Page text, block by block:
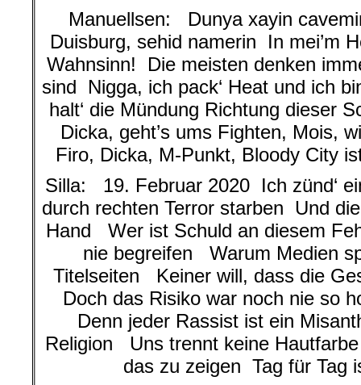
Manuellsen: Dunya xayin
Duisburg, sehid namerin In mei’m
Wahnsinn! Die meisten denken
sind Nigga, ich pack‘ Heat und ich
halt‘ die Mündung Richtung dieser
Dicka, geht’s ums Fighten, Mois,
Firo, Dicka, M-Punkt, Bloody City
Silla: 19. Februar 2020 Ich zünd‘
durch rechten Terror starben Und
Hand Wer ist Schuld an diesem
nie begreifen Warum Medien
Titelseiten Keiner will, dass die
Doch das Risiko war noch nie
Denn jeder Rassist ist ein
Religion Uns trennt keine
das zu zeigen Tag für Tag